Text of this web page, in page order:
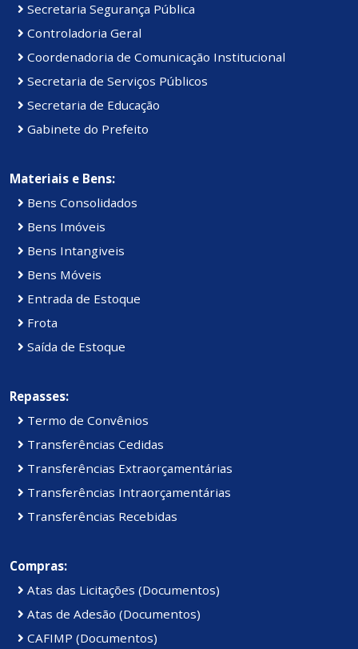
Secretaria Segurança Pública
Controladoria Geral
Coordenadoria de Comunicação Institucional
Secretaria de Serviços Públicos
Secretaria de Educação
Gabinete do Prefeito
Materiais e Bens:
Bens Consolidados
Bens Imóveis
Bens Intangiveis
Bens Móveis
Entrada de Estoque
Frota
Saída de Estoque
Repasses:
Termo de Convênios
Transferências Cedidas
Transferências Extraorçamentárias
Transferências Intraorçamentárias
Transferências Recebidas
Compras:
Atas das Licitações (Documentos)
Atas de Adesão (Documentos)
CAFIMP (Documentos)